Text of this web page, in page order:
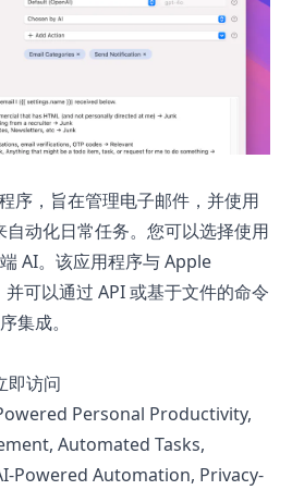
序，旨在管理电子邮件，并使用
自动化日常任务。您可以选择使用
AI。该应用程序与 Apple
可以通过 API 或基于文件的命令
集成。
即访问
Personal Productivity,
Automated Tasks,
Powered Automation, Privacy-